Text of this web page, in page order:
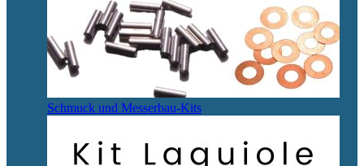
Schmuck und Messerbau-Kits